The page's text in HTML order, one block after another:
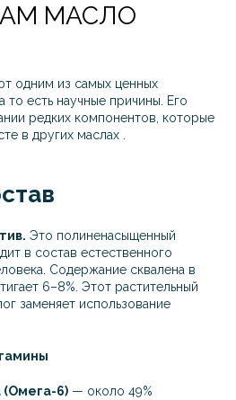
МАСЛО
одним из самых ценных
то есть научные причины. Его
редких компонентов, которые
в других маслах .
Это полиненасыщенный
в состав естественного
Содержание сквалена в
6–8%. Этот растительный
заменяет использование
(Омега-6) — около 49%